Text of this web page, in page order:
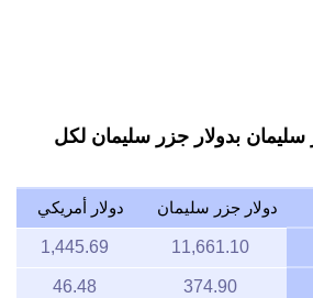
بدولار جزر سليمان لكل
دولار جزر سليمان دولار أمريكي
11,661.10
1,445.69
374.90
46.48